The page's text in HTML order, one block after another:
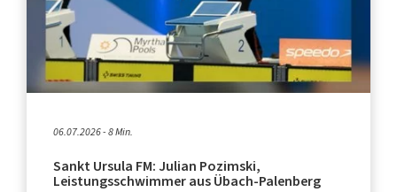
06.07.2026 - 8 Min.
Sankt Ursula FM: Julian Pozimski,
Leistungsschwimmer aus Übach-Palenberg